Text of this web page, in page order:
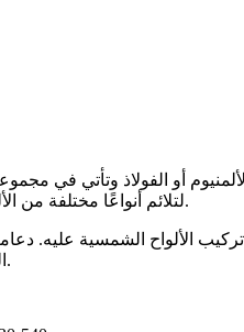
أو الفولاذ وتأتي في
لتلائم أنواعًا مختلفة من الألواح الشمسية وملاعب الأسقف.
الألواح الشمسية عليه.
السكة بالسقف أو بأي سطح آخر.